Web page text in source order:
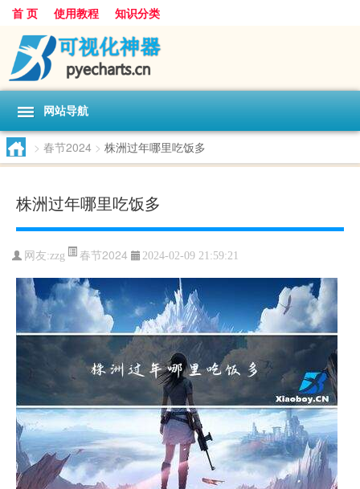
首 页 使用教程 知识分类
网站导航
> 春节2024 > 株洲过年哪里吃饭多
株洲过年哪里吃饭多
网友:zzg 春节2024 2024-02-09 21:59:21